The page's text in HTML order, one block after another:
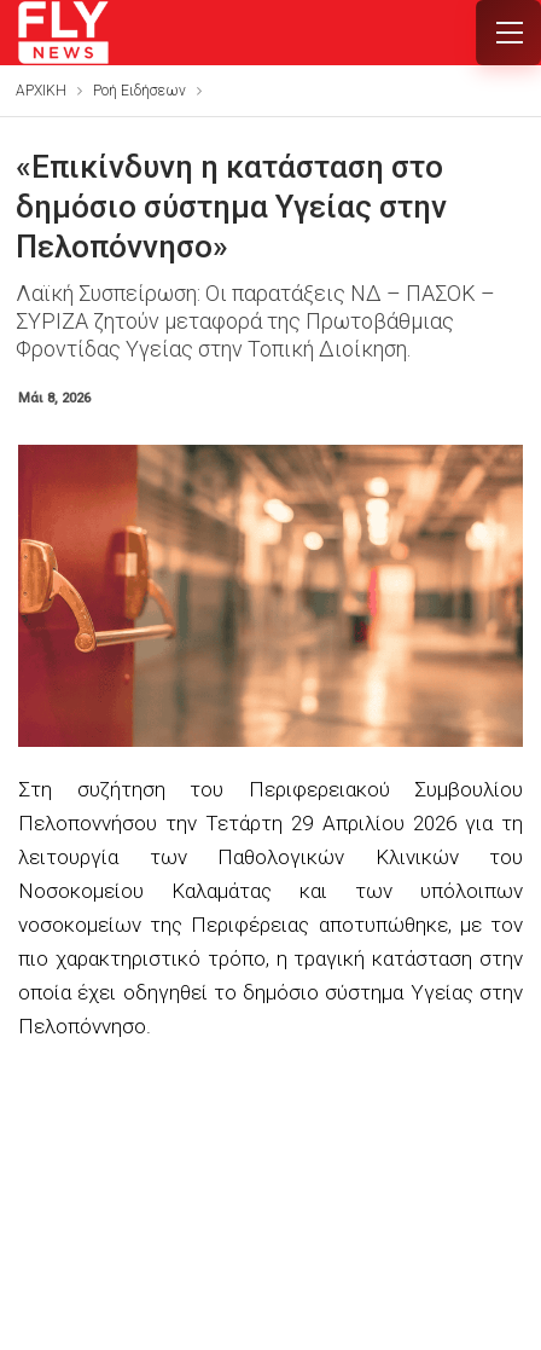
ΑΡΧΙΚΗ Ροή Ειδήσεων
«Επικίνδυνη η κατάσταση στο
δημόσιο σύστημα Υγείας στην
Πελοπόννησο»
Λαϊκή Συσπείρωση: Οι παρατάξεις ΝΔ – ΠΑΣΟΚ –
ΣΥΡΙΖΑ ζητούν μεταφορά της Πρωτοβάθμιας
Φροντίδας Υγείας στην Τοπική Διοίκηση.
Μάι 8, 2026
Στη συζήτηση του Περιφερειακού Συμβουλίου
Πελοποννήσου την Τετάρτη 29 Απριλίου 2026 για τη
λειτουργία των Παθολογικών Κλινικών του
Νοσοκομείου Καλαμάτας και των υπόλοιπων
νοσοκομείων της Περιφέρειας αποτυπώθηκε, με τον
πιο χαρακτηριστικό τρόπο, η τραγική κατάσταση στην
οποία έχει οδηγηθεί το δημόσιο σύστημα Υγείας στην
Πελοπόννησο.